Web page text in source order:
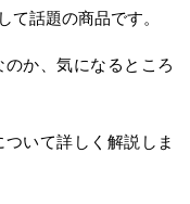
て話題の商品です。
か、気になるところ
いて詳しく解説しま